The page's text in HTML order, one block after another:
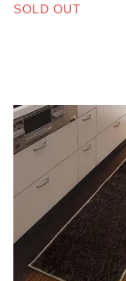
SOLD OUT